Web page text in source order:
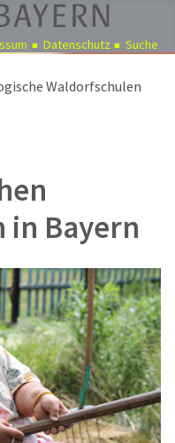
Datenschutz Suche
Waldorfschulen
Bayern